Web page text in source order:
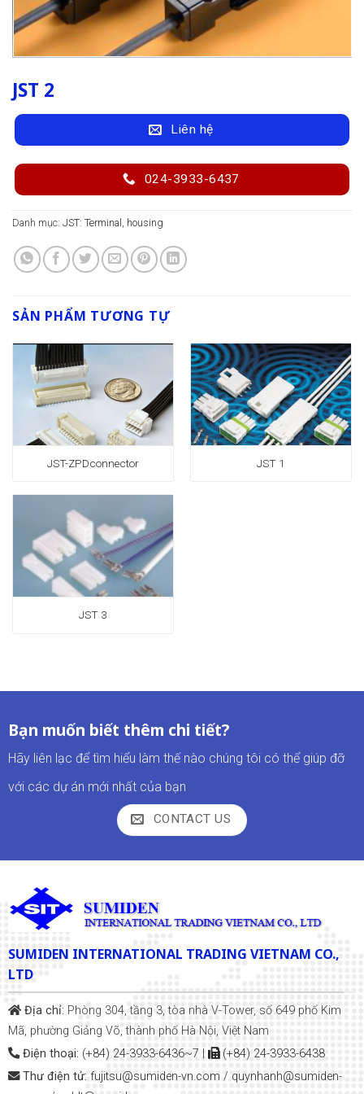
JST 2
Liên hệ
024-3933-6437
Danh mục: JST: Terminal, housing
SẢN PHẨM TƯƠNG TỰ
JST-ZPDconnector JST 1
JST 3
Bạn muốn biết thêm chi tiết?
Hãy liên lạc để tìm hiểu làm thế nào chúng tôi có thể giúp đỡ
với các dự án mới nhất của bạn
CONTACT US
SUMIDEN INTERNATIONAL TRADING VIETNAM CO.,
LTD
Địa chỉ: Phòng 304, tầng 3, tòa nhà V-Tower, số 649 phố Kim
Mã, phường Giảng Võ, thành phố Hà Nội, Việt Nam
Điện thoại: (+84) 24-3933-6436~7
(+84) 24-3933-6438
Thư điện tử: fujitsu@sumiden-vn.com / quynhanh@sumiden-